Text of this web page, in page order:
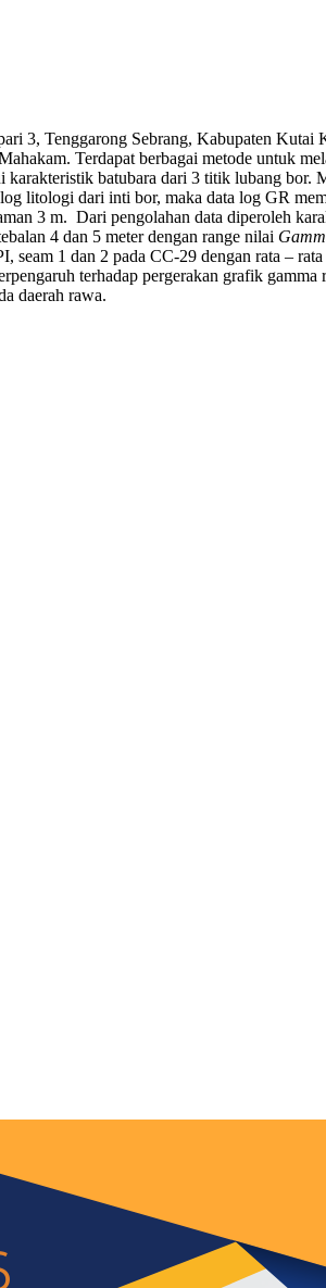
3, Tenggarong Sebrang, Kabupaten
Terdapat berbagai metode untuk
karakteristik batubara dari 3 titik lubang bor.
litologi dari inti bor, maka data log GR
3 m. Dari pengolahan data diperoleh
4 dan 5 meter dengan range nilai
seam 1 dan 2 pada CC-29 dengan rata –
terhadap pergerakan grafik
daerah rawa.